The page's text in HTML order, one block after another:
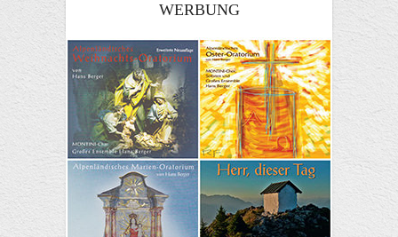
WERBUNG